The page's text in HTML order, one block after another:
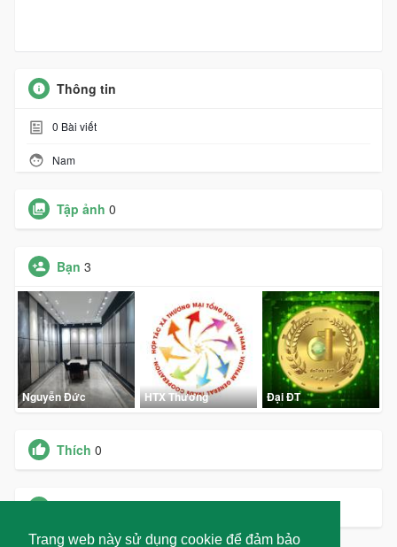
Trang web này sử dụng cookie để đảm bảo
Thông tin
0 Bài viết
Nam
Tập ảnh 0
Bạn 3
Nguyễn Đức HTX Thương Đại ĐT
Thích 0